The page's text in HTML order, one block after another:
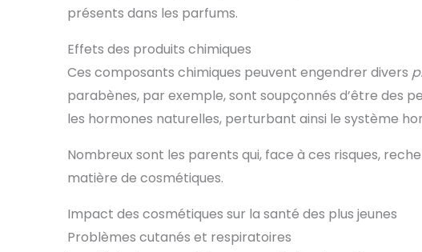
présents dans les parfums.
Effets des produits chimiques
Ces composants chimiques peuvent engendrer divers
parabènes, par exemple, sont soupçonnés d’être des
les hormones naturelles, perturbant ainsi le système
Nombreux sont les parents qui, face à ces risques,
matière de cosmétiques.
Impact des cosmétiques sur la santé des plus jeunes
Problèmes cutanés et respiratoires